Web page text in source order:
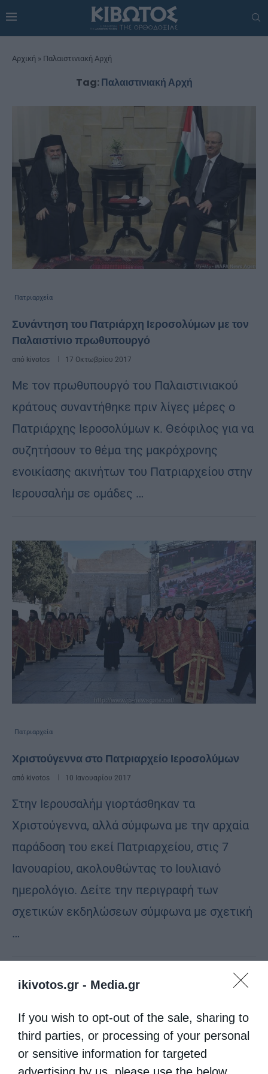
ikivotos.gr - Media.gr
If you wish to opt-out of the sale, sharing to
third parties, or processing of your personal
or sensitive information for targeted
Αρχική » Παλαιστινιακή Αρχή
Tag:Παλαιστινιακή Αρχή
Πατριαρχεία
Συνάντηση του Πατριάρχη Ιεροσολύμων με τον
Παλαιστίνιο πρωθυπουργό
από kivotos 17 Οκτωβρίου 2017
Με τον πρωθυπουργό του Παλαιστινιακού
κράτους συναντήθηκε πριν λίγες μέρες ο
Πατριάρχης Ιεροσολύμων κ. Θεόφιλος για να
συζητήσουν το θέμα της μακρόχρονης
ενοικίασης ακινήτων του Πατριαρχείου στην
Ιερουσαλήμ σε ομάδες …
Πατριαρχεία
Χριστούγεννα στο Πατριαρχείο Ιεροσολύμων
από kivotos 10 Ιανουαρίου 2017
Στην Ιερουσαλήμ γιορτάσθηκαν τα
Χριστούγεννα, αλλά σύμφωνα με την αρχαία
παράδοση του εκεί Πατριαρχείου, στις 7
Ιανουαρίου, ακολουθώντας το Ιουλιανό
ημερολόγιο. Δείτε την περιγραφή των
σχετικών εκδηλώσεων σύμφωνα με σχετική
…